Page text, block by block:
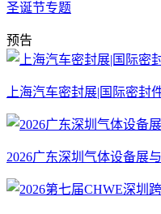
圣诞节专题
预告
上海汽车密封展|国际密封
2026广东深圳气体设备展